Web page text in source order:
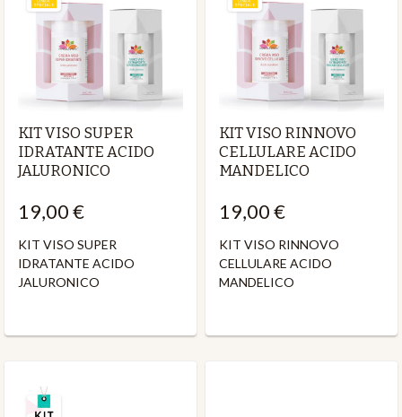
KIT VISO SUPER
IDRATANTE ACIDO
JALURONICO
19,00 €
KIT VISO SUPER
IDRATANTE ACIDO
JALURONICO
KIT VISO RINNOVO
CELLULARE ACIDO
MANDELICO
19,00 €
KIT VISO RINNOVO
CELLULARE ACIDO
MANDELICO